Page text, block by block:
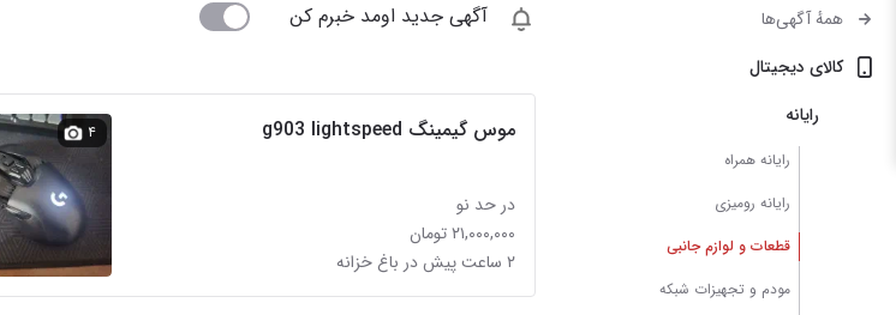
همهٔ آگهی‌ها
کالای دیجیتال
رایانه
رایانه همراه
رایانه رومیزی
قطعات و لوازم جانبی
مودم و تجهیزات شبکه
آگهی جدید اومد خبرم کن
موس گیمینگ g903 lightspeed
در حد نو
۲۱,۰۰۰,۰۰۰ تومان
۲ ساعت پیش در باغ خزانه
۴